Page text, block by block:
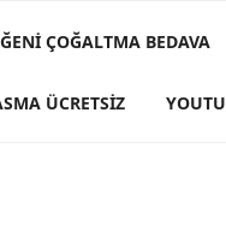
ÇOĞALTMA BEDAVA
ÜCRETSIZ